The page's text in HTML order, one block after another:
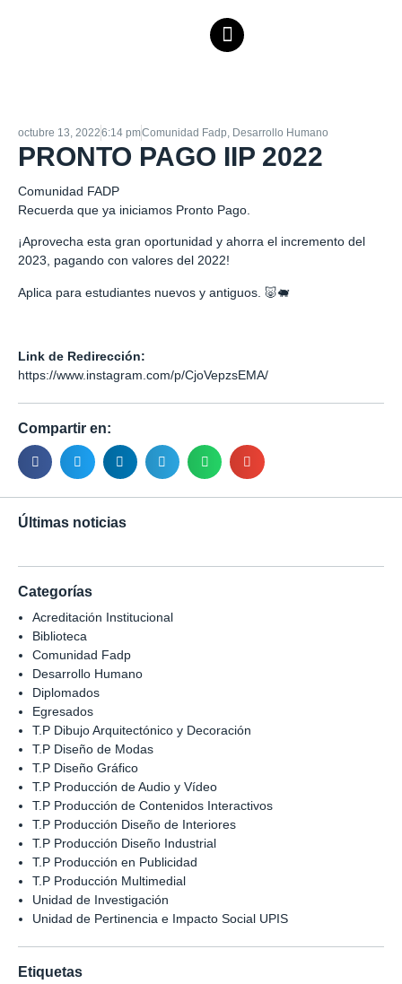
octubre 13, 20226:14 pmComunidad Fadp, Desarrollo Humano
PRONTO PAGO IIP 2022
Comunidad FADP
Recuerda que ya iniciamos Pronto Pago.
¡Aprovecha esta gran oportunidad y ahorra el incremento del
2023, pagando con valores del 2022!
Aplica para estudiantes nuevos y antiguos. 🐷🐖
Link de Redirección:
https://www.instagram.com/p/CjoVepzsEMA/
Compartir en:
Últimas noticias
Categorías
Acreditación Institucional
Biblioteca
Comunidad Fadp
Desarrollo Humano
Diplomados
Egresados
T.P Dibujo Arquitectónico y Decoración
T.P Diseño de Modas
T.P Diseño Gráfico
T.P Producción de Audio y Vídeo
T.P Producción de Contenidos Interactivos
T.P Producción Diseño de Interiores
T.P Producción Diseño Industrial
T.P Producción en Publicidad
T.P Producción Multimedial
Unidad de Investigación
Unidad de Pertinencia e Impacto Social UPIS
Etiquetas